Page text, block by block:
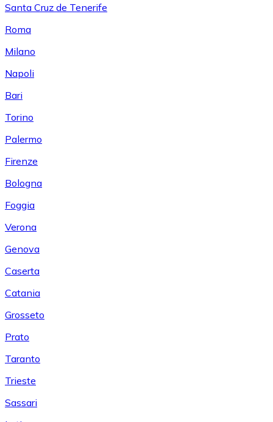
Santa Cruz de Tenerife
Roma
Milano
Napoli
Bari
Torino
Palermo
Firenze
Bologna
Foggia
Verona
Genova
Caserta
Catania
Grosseto
Prato
Taranto
Trieste
Sassari